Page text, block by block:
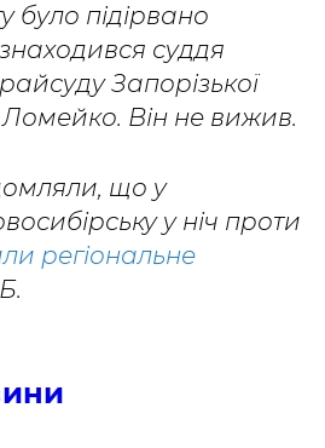
було підірвано
суддя
Запорізької
Ломейко. Він не вижив.
що у
у ніч проти
регіональне